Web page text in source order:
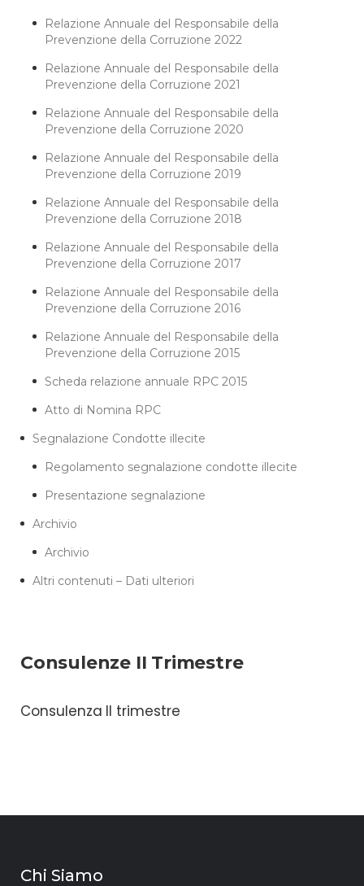
Relazione Annuale del Responsabile della
Prevenzione della Corruzione 2022
Relazione Annuale del Responsabile della
Prevenzione della Corruzione 2021
Relazione Annuale del Responsabile della
Prevenzione della Corruzione 2020
Relazione Annuale del Responsabile della
Prevenzione della Corruzione 2019
Relazione Annuale del Responsabile della
Prevenzione della Corruzione 2018
Relazione Annuale del Responsabile della
Prevenzione della Corruzione 2017
Relazione Annuale del Responsabile della
Prevenzione della Corruzione 2016
Relazione Annuale del Responsabile della
Prevenzione della Corruzione 2015
Scheda relazione annuale RPC 2015
Atto di Nomina RPC
Segnalazione Condotte illecite
Regolamento segnalazione condotte illecite
Presentazione segnalazione
Archivio
Archivio
Altri contenuti – Dati ulteriori
Consulenze II Trimestre
Consulenza II trimestre
Chi Siamo